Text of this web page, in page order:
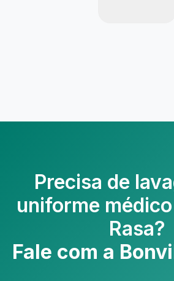
Precisa de
uniforme
Rasa?
Fale com a